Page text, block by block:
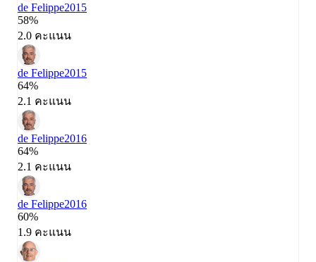
de Felippe2015
58%
2.0 คะแนน
de Felippe2015
64%
2.1 คะแนน
de Felippe2016
64%
2.1 คะแนน
de Felippe2016
60%
1.9 คะแนน